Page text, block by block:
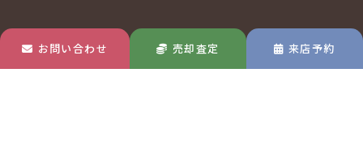
お問い合わせ 売却査定 来店予約